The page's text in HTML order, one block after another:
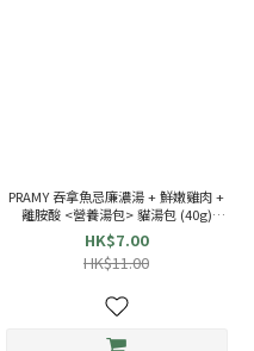
PRAMY 吞拿魚忌廉濃湯 + 鮮嫩雞肉 +
離胺酸 <營養湯包> 貓湯包 (40g)
045444
HK$7.00
HK$11.00